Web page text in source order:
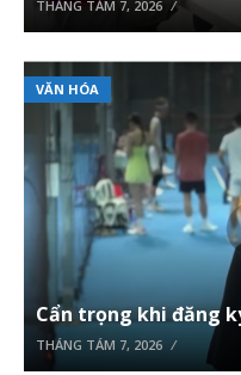
THÁNG TÁM 7, 2026
VĂN HÓA
Cẩn trọng khi đăng
THÁNG TÁM 7, 2026